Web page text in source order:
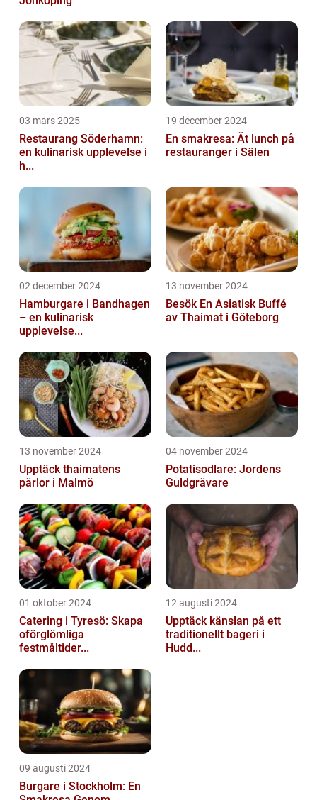
03 mars 2025
Restaurang Söderhamn:
en kulinarisk upplevelse i
h...
19 december 2024
En smakresa: Ät lunch på
restauranger i Sälen
02 december 2024
Hamburgare i Bandhagen
– en kulinarisk
upplevelse...
13 november 2024
Besök En Asiatisk Buffé
av Thaimat i Göteborg
13 november 2024
Upptäck thaimatens
pärlor i Malmö
04 november 2024
Potatisodlare: Jordens
Guldgrävare
01 oktober 2024
Catering i Tyresö: Skapa
oförglömliga
festmåltider...
12 augusti 2024
Upptäck känslan på ett
traditionellt bageri i
Hudd...
09 augusti 2024
Burgare i Stockholm: En